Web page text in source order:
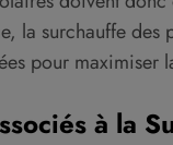
la surchauffe des
pour maximiser
à la